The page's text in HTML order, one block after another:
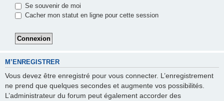
Se souvenir de moi
Cacher mon statut en ligne pour cette session
M’ENREGISTRER
Vous devez être enregistré pour vous connecter. L’enregistrement
ne prend que quelques secondes et augmente vos possibilités.
L’administrateur du forum peut également accorder des